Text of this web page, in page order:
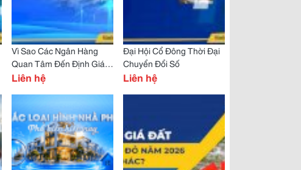
Vì Sao Các Ngân Hàng
Quan Tâm Đến Định Giá
Dự Án Điện Gió?
Liên hệ
Đại Hội Cổ Đông Thời Đại
Chuyển Đổi Số
Liên hệ